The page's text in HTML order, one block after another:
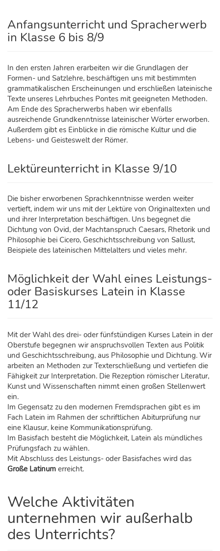
Anfangsunterricht und Spracherwerb
in Klasse 6 bis 8/9
In den ersten Jahren erarbeiten wir die Grundlagen der
Formen- und Satzlehre, beschäftigen uns mit bestimmten
grammatikalischen Erscheinungen und erschließen lateinische
Texte unseres Lehrbuches Pontes mit geeigneten Methoden.
Am Ende des Spracherwerbs haben wir ebenfalls
ausreichende Grundkenntnisse lateinischer Wörter erworben.
Außerdem gibt es Einblicke in die römische Kultur und die
Lebens- und Geisteswelt der Römer.
Lektüreunterricht in Klasse 9/10
Die bisher erworbenen Sprachkenntnisse werden weiter
vertieft, indem wir uns mit der Lektüre von Originaltexten und
und ihrer Interpretation beschäftigen. Uns begegnet die
Dichtung von Ovid, der Machtanspruch Caesars, Rhetorik und
Philosophie bei Cicero, Geschichtsschreibung von Sallust,
Beispiele des lateinischen Mittelalters und vieles mehr.
Möglichkeit der Wahl eines Leistungs-
oder Basiskurses Latein in Klasse
11/12
Mit der Wahl des drei- oder fünfstündigen Kurses Latein in der
Oberstufe begegnen wir anspruchsvollen Texten aus Politik
und Geschichtsschreibung, aus Philosophie und Dichtung. Wir
arbeiten an Methoden zur Texterschließung und vertiefen die
Fähigkeit zur Interpretation. Die Rezeption römischer Literatur,
Kunst und Wissenschaften nimmt einen großen Stellenwert
ein.
Im Gegensatz zu den modernen Fremdsprachen gibt es im
Fach Latein im Rahmen der schriftlichen Abiturprüfung nur
eine Klausur, keine Kommunikationsprüfung.
Im Basisfach besteht die Möglichkeit, Latein als mündliches
Prüfungsfach zu wählen.
Mit Abschluss des Leistungs- oder Basisfaches wird das
Große Latinum erreicht.
Welche Aktivitäten
unternehmen wir außerhalb
des Unterrichts?